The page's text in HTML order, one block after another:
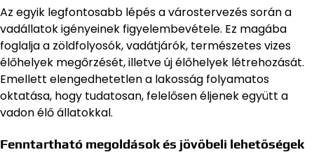
Az egyik legfontosabb lépés a várostervezés során a
vadállatok igényeinek figyelembevétele. Ez magába
foglalja a zöldfolyosók, vadátjárók, természetes vizes
élőhelyek megőrzését, illetve új élőhelyek létrehozását.
Emellett elengedhetetlen a lakosság folyamatos
oktatása, hogy tudatosan, felelősen éljenek együtt a
vadon élő állatokkal.
Fenntartható megoldások és jövőbeli lehetőségek